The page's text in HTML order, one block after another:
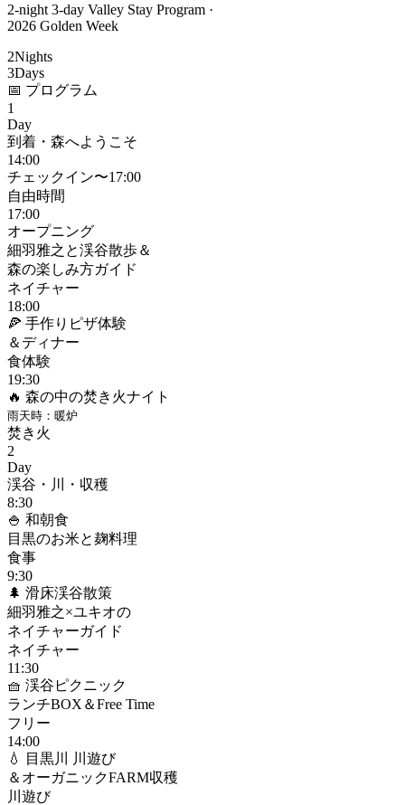
2-night 3-day Valley Stay Program ·
2026 Golden Week
2Nights
3Days
📅 プログラム
1
Day
到着・森へようこそ
14:00
チェックイン〜17:00
自由時間
17:00
オープニング
細羽雅之と渓谷散歩＆
森の楽しみ方ガイド
ネイチャー
18:00
🍕 手作りピザ体験
＆ディナー
食体験
19:30
🔥 森の中の焚き火ナイト
雨天時：暖炉
焚き火
2
Day
渓谷・川・収穫
8:30
🍚 和朝食
目黒のお米と麹料理
食事
9:30
🌲 滑床渓谷散策
細羽雅之×ユキオの
ネイチャーガイド
ネイチャー
11:30
🧺 渓谷ピクニック
ランチBOX＆Free Time
フリー
14:00
💧 目黒川 川遊び
＆オーガニックFARM収穫
川遊び